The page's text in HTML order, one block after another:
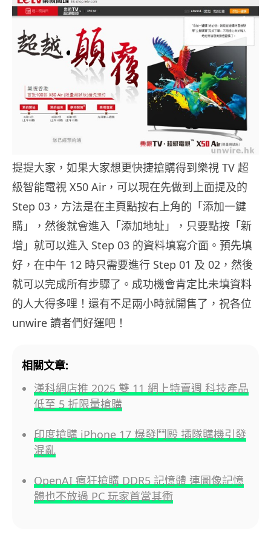
提提大家，如果大家想更快捷搶購得到樂視 TV 超
級智能電視 X50 Air，可以現在先做到上面提及的
Step 03，方法是在主頁點按右上角的「添加一鍵
購」，然後就會進入「添加地址」，只要點按「新
增」就可以進入 Step 03 的資料填寫介面。預先填
好，在中午 12 時只需要進行 Step 01 及 02，然後
就可以完成所有步驟了。成功機會肯定比未填資料
的人大得多哩！還有不足兩小時就開售了，祝各位
unwire 讀者們好運吧！
相關文章:
漢科網店推 2025 雙 11 網上特賣週 科技產品
低至 5 折限量搶購
印度搶購 iPhone 17 爆發鬥毆 插隊購機引發
混亂
OpenAI 瘋狂搶購 DDR5 記憶體 連圖像記憶
體也不放過 PC 玩家首當其衝